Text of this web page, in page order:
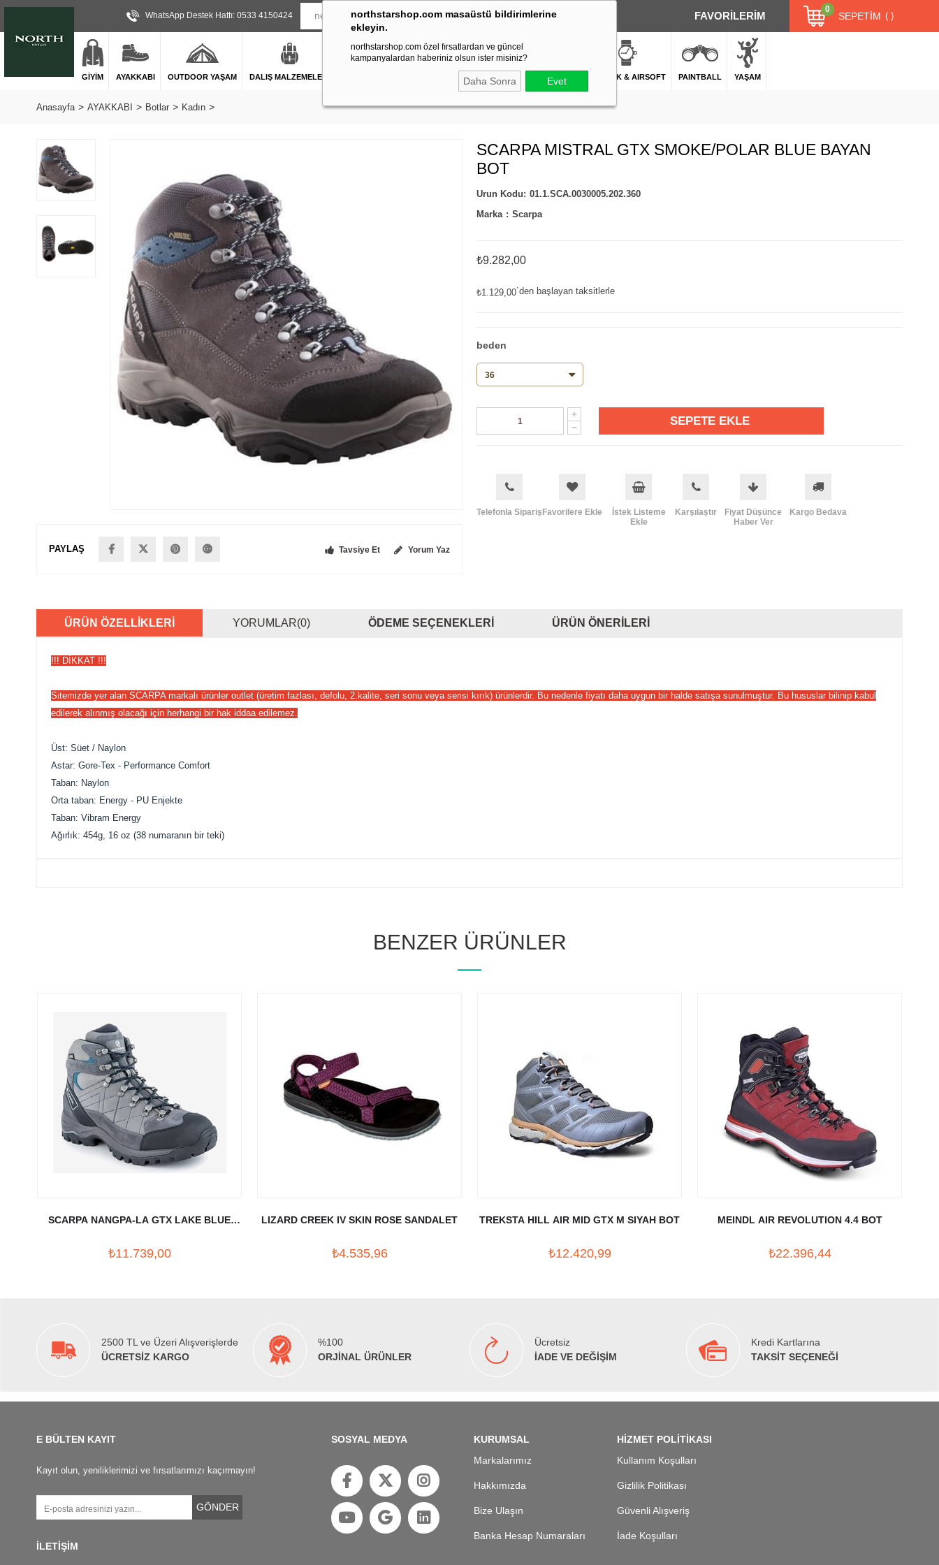
northstarshop.com masaüstü bildirimlerine
ekleyin.
northstarshop.com özel fırsatlardan ve güncel
kampanyalardan haberiniz olsun ister misiniz?
Daha Sonra Evet
WhatsApp Destek Hattı: 0533 4150424 FAVORİLERİM SEPETIM
0
GİYİM AYAKKABI OUTDOOR YAŞAM DALIŞ MALZEMELERİ FENER DAĞCILIK & İŞ GÜVENLİĞİ ATICILIK & AIRSOFT PAINTBALL YAŞAM
Anasayfa AYAKKABI Botlar Kadın
PAYLAŞ Tavsiye Et Yorum Yaz
SCARPA MISTRAL GTX SMOKE/POLAR BLUE BAYAN
BOT
01.1.SCA.0030005.202.360
Marka : Scarpa
₺9.282,00
₺1.129,00`den başlayan taksitlerle
beden
Telefonla Sipariş Favorilere Ekle
İstek Listeme
Ekle
Karşılaştır
Fiyat Düşünce
Haber Ver
Kargo Bedava
ÜRÜN ÖZELLIKLERI YORUMLAR(0) ÖDEME SEÇENEKLERI ÜRÜN ÖNERILERI
!!! DİKKAT !!!
Sitemizde yer alan SCARPA markalı ürünler outlet (üretim fazlası, defolu, 2.kalite, seri sonu veya serisi kırık) ürünlerdir. Bu nedenle fiyatı daha uygun bir halde satışa sunulmuştur. Bu hususlar bilinip kabul
edilerek alınmış olacağı için herhangi bir hak iddaa edilemez.
Üst: Süet / Naylon
Astar: Gore-Tex - Performance Comfort
Taban: Naylon
Orta taban: Energy - PU Enjekte
Taban: Vibram Energy
Ağırlık: 454g, 16 oz (38 numaranın bir teki)
BENZER ÜRÜNLER
SCARPA NANGPA-LA GTX LAKE BLUE
₺11.739,00
LIZARD CREEK IV SKIN ROSE SANDALET
₺4.535,96
TREKSTA HILL AIR MID GTX M SIYAH BOT
₺12.420,99
MEINDL AIR REVOLUTION 4.4 BOT
₺22.396,44
2500 TL ve Üzeri Alışverişlerde
ÜCRETSİZ KARGO
%100
ORJİNAL ÜRÜNLER
Ücretsiz
İADE VE DEĞİŞİM
Kredi Kartlarına
TAKSİT SEÇENEĞİ
E BÜLTEN KAYIT
Kayıt olun, yeniliklerimizi ve fırsatlarımızı kaçırmayın!
GÖNDER
İLETİŞİM
SOSYAL MEDYA
KURUMSAL
Markalarımız
Hakkımızda
Bize Ulaşın
Banka Hesap Numaraları
HİZMET POLİTİKASI
Kullanım Koşulları
Gizlilik Politikası
Güvenli Alışveriş
İade Koşulları